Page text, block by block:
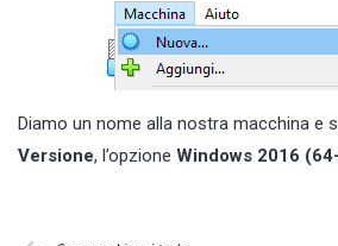
Diamo un nome alla nostra macchina e
Versione, l’opzione Windows 2016